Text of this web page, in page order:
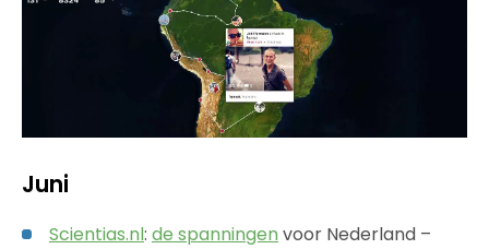
Juni
Scientias.nl: de spanningen voor Nederland –